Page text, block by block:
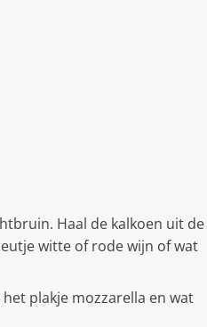
Haal de kalkoen uit de
witte of rode wijn of wat
plakje mozzarella en wat